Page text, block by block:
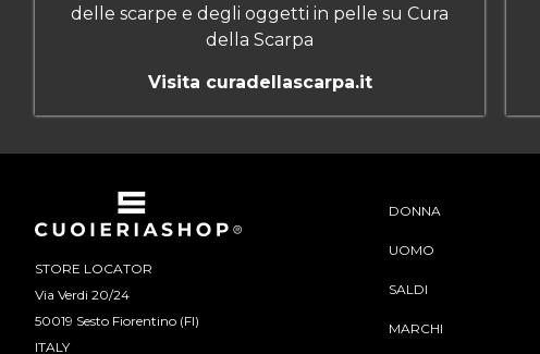
delle scarpe e degli oggetti in pelle su Cura
della Scarpa
Visita curadellascarpa.it
STORE LOCATOR
Via Verdi 20/24
50019 Sesto Fiorentino (FI)
ITALY
DONNA
UOMO
SALDI
MARCHI